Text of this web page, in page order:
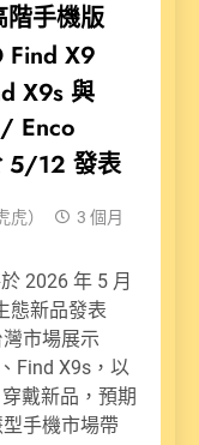
階手機版
Find X9
X9s 與
Enco
5/12 發表
虎）
3 個月
2026 年 5 月
態新品發表
市場展示
Find X9s，以
戴新品，預期
手機市場帶